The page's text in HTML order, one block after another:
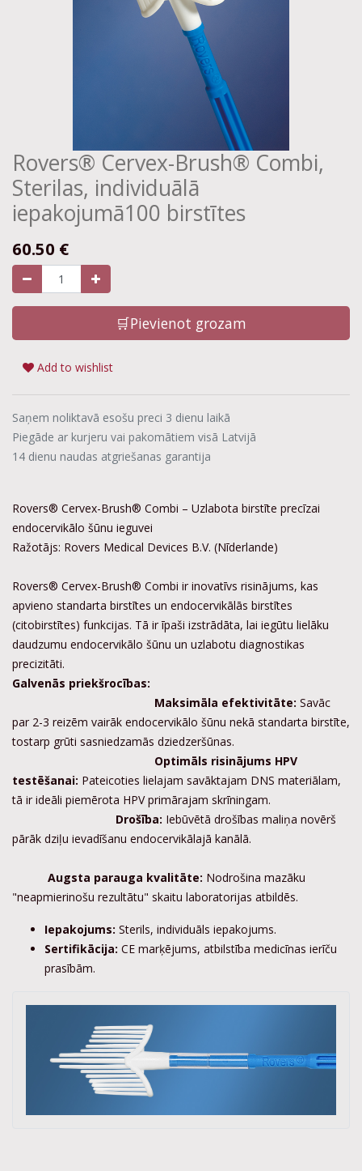
Rovers® Cervex-Brush® Combi,
Sterilas, individuālā
iepakojumā100 birstītes
60.50 €
🛒Pievienot grozam
Add to wishlist
Saņem noliktavā esošu preci 3 dienu laikā
Piegāde ar kurjeru vai pakomātiem visā Latvijā
14 dienu naudas atgriešanas garantija
Rovers® Cervex-Brush® Combi – Uzlabota birstīte precīzai
endocervikālo šūnu ieguvei
Ražotājs: Rovers Medical Devices B.V. (Nīderlande)
Rovers® Cervex-Brush® Combi ir inovatīvs risinājums, kas
apvieno standarta birstītes un endocervikālās birstītes
(citobirstītes) funkcijas. Tā ir īpaši izstrādāta, lai iegūtu lielāku
daudzumu endocervikālo šūnu un uzlabotu diagnostikas
precizitāti.
Galvenās priekšrocības:
Maksimāla efektivitāte: Savāc
par 2-3 reizēm vairāk endocervikālo šūnu nekā standarta birstīte,
tostarp grūti sasniedzamās dziedzeršūnas.
Optimāls risinājums HPV
testēšanai: Pateicoties lielajam savāktajam DNS materiālam,
tā ir ideāli piemērota HPV primārajam skrīningam.
Drošība: Iebūvētā drošības maliņa novērš
pārāk dziļu ievadīšanu endocervikālajā kanālā.
Augsta parauga kvalitāte: Nodrošina mazāku
"neapmierinošu rezultātu" skaitu laboratorijas atbildēs.
Iepakojums: Sterils, individuāls iepakojums.
Sertifikācija: CE marķējums, atbilstība medicīnas ierīču
prasībām.